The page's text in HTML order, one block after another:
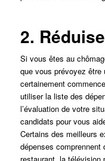
2.
Si vous êtes au
que vous prévoyez être
certainement
utiliser la liste des
l’évaluation de votre
candidats pour vous
Certains des meilleurs
dépenses